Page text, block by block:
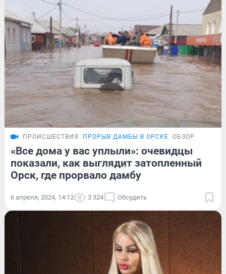
ПРОИСШЕСТВИЯ ПРОРЫВ ДАМБЫ В ОРСКЕ ОБЗОР
«Все дома у вас уплыли»: очевидцы
показали, как выглядит затопленный
Орск, где прорвало дамбу
6 апреля, 2024, 14:12 3 324 Обсудить